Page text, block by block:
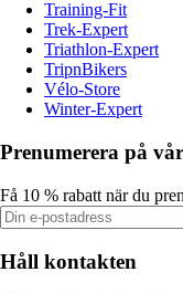
Training-Fit
Trek-Expert
Triathlon-Expert
TripnBikers
Vélo-Store
Winter-Expert
Prenumerera på
Få 10 % rabatt när du
Håll kontakten